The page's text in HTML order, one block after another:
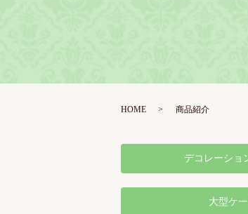
HOME 商品紹介
デコレーショ
大型ケ